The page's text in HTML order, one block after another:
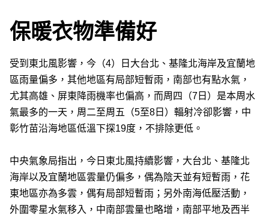
保暖衣物準備好
受到東北風影響，今（4）日大台北、基隆北海岸及宜蘭地
區雨量偏多，其他地區有局部短暫雨，南部也有點水氣，
尤其高雄、屏東降雨機率也偏高，而周四（7日）是本周水
氣最多的一天，周二至周五（5至8日）輻射冷卻影響，中
彰竹苗沿海地區低溫下探19度，不排除更低。
中央氣象局指出，今日東北風持續影響，大台北、基隆北
海岸以及宜蘭地區雲量仍偏多，偶為陰天並有短暫雨，花
東地區亦為多雲，偶有局部短暫雨；另外南海低壓活動，
外圍零星水氣移入，中南部雲量也略增，南部平地及西半